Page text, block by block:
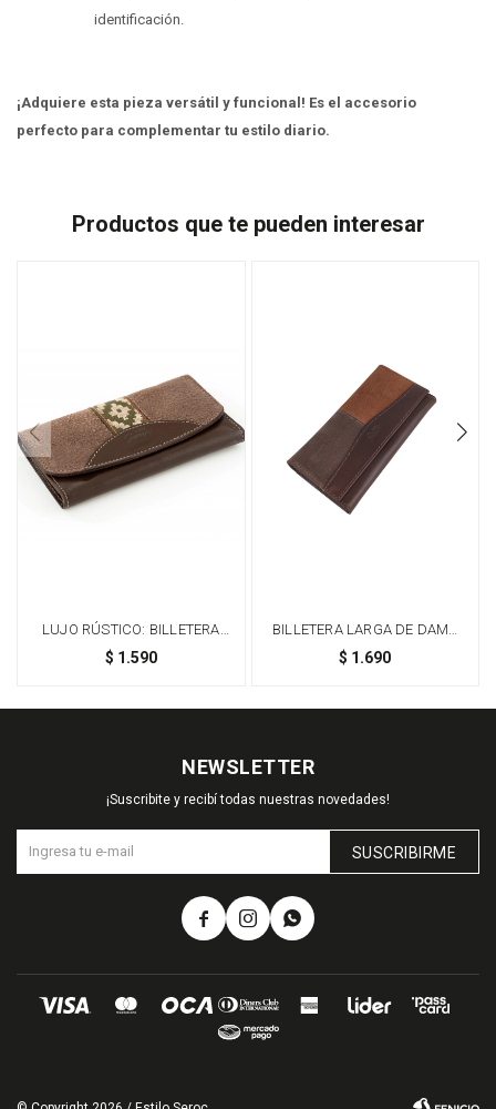
identificación.
¡Adquiere esta pieza versátil y funcional! Es el accesorio
perfecto para complementar tu estilo diario.
Productos que te pueden interesar
LUJO RÚSTICO: BILLETERA
CUERO PECARÍ Y PAMPA
$ 1.590
BILLETERA LARGA DE DAMA
EN CUERO GENUINO Y
$ 1.690
NEWSLETTER
¡Suscribite y recibí todas nuestras novedades!
SUSCRIBIRME
  